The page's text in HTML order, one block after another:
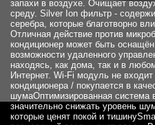
запахи в воздухе. Очищает
среду. Silver Ion фильтр -
серебра, которые благотворно
Отличная действие против
кондиционер может быть
возможности удаленного
находясь, как дома, так и в
Интернет. Wi-Fi модуль не
кондиционера / покупается в
шумаОптимизированная система
значительно снижать уровень
которые ценят покой и